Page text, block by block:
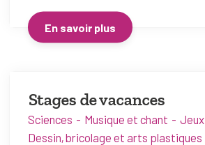
En savoir plus
Stages de vacances
Sciences Musique et chant
Jeux
Dessin, bricolage et arts plastiques